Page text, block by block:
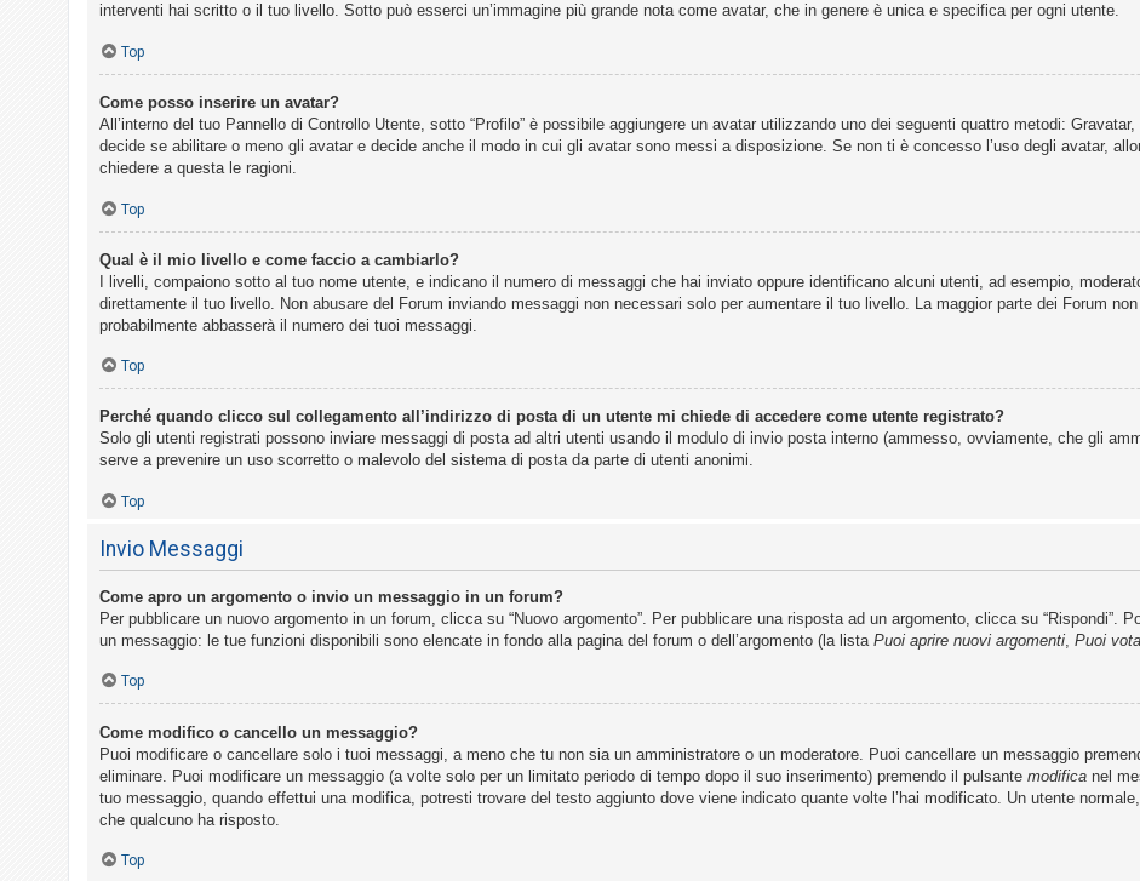
interventi hai scritto o il tuo livello. Sotto può esserci un’immagine più grande nota come avatar, che in genere è unica e specifica per ogni utente.
Top
Come posso inserire un avatar?
All’interno del tuo Pannello di Controllo Utente, sotto “Profilo” è possibile aggiungere un avatar utilizzando uno dei seguenti quattro metodi:
decide se abilitare o meno gli avatar e decide anche il modo in cui gli avatar sono messi a disposizione. Se non ti è concesso l’uso degli avatar,
chiedere a questa le ragioni.
Top
Qual è il mio livello e come faccio a cambiarlo?
I livelli, compaiono sotto al tuo nome utente, e indicano il numero di messaggi che hai inviato oppure identificano alcuni utenti, ad esempio,
direttamente il tuo livello. Non abusare del Forum inviando messaggi non necessari solo per aumentare il tuo livello. La maggior parte dei Forum
probabilmente abbasserà il numero dei tuoi messaggi.
Top
Perché quando clicco sul collegamento all’indirizzo di posta di un utente mi chiede di accedere come utente registrato?
Solo gli utenti registrati possono inviare messaggi di posta ad altri utenti usando il modulo di invio posta interno (ammesso, ovviamente, che gli
serve a prevenire un uso scorretto o malevolo del sistema di posta da parte di utenti anonimi.
Top
Invio Messaggi
Come apro un argomento o invio un messaggio in un forum?
Per pubblicare un nuovo argomento in un forum, clicca su “Nuovo argomento”. Per pubblicare una risposta ad un argomento, clicca su “Rispondi”.
un messaggio: le tue funzioni disponibili sono elencate in fondo alla pagina del forum o dell’argomento (la lista Puoi aprire nuovi argomenti Puoi
Top
Come modifico o cancello un messaggio?
Puoi modificare o cancellare solo i tuoi messaggi, a meno che tu non sia un amministratore o un moderatore. Puoi cancellare un messaggio
eliminare. Puoi modificare un messaggio (a volte solo per un limitato periodo di tempo dopo il suo inserimento) premendo il pulsante modifica nel
tuo messaggio, quando effettui una modifica, potresti trovare del testo aggiunto dove viene indicato quante volte l’hai modificato. Un utente
che qualcuno ha risposto.
Top